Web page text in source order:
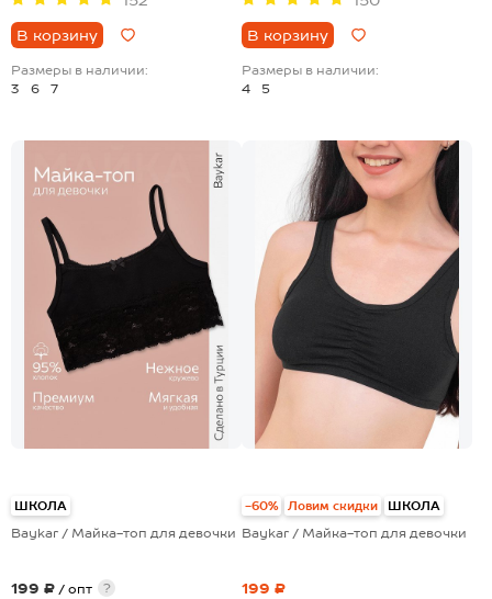
В корзину
Размеры в наличии:
3
6 7
В корзину
Размеры в наличии:
4
5
ШКОЛА
Baykar / Майка-топ для девочки
199 ₽ / опт
?
-60% Ловим скидки ШКОЛА
Baykar / Майка-топ для девочки
199 ₽